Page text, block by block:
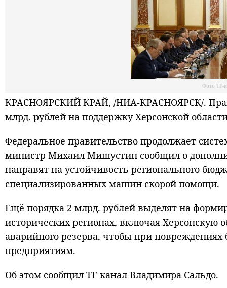
Фото ТГ-
КРАСНОЯРСКИЙ КРАЙ, /НИА-КРАСНОЯРСК/.
млрд. рублей на поддержку Херсонской
Федеральное правительство продолжает
министр Михаил Мишустин сообщил о
направят на устойчивость регионального
специализированных машин скорой помощи.
Ещё порядка 2 млрд. рублей выделят на
исторических регионах, включая Херсонскую
аварийного резерва, чтобы при
предприятиям.
Об этом сообщил ТГ-канал Владимира Сальдо.